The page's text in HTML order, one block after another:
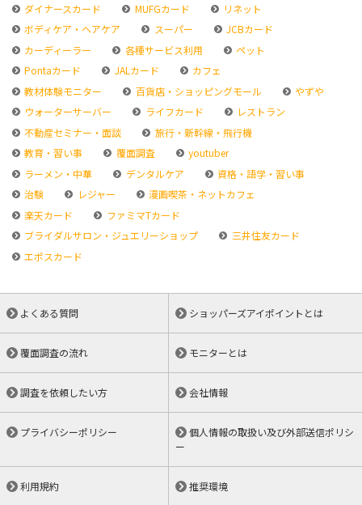
ダイナースカード
MUFGカード
リネット
ボディケア・ヘアケア
スーパー
JCBカード
カーディーラー
各種サービス利用
ペット
Pontaカード
JALカード
カフェ
教材体験モニター
百貨店・ショッピングモール
やずや
ウォーターサーバー
ライフカード
レストラン
不動産セミナー・面談
旅行・新幹線・飛行機
教育・習い事
覆面調査
youtuber
ラーメン・中華
デンタルケア
資格・語学・習い事
治験
レジャー
漫画喫茶・ネットカフェ
楽天カード
ファミマTカード
ブライダルサロン・ジュエリーショップ
三井住友カード
エポスカード
よくある質問 ショッパーズアイポイントとは
覆面調査の流れ モニターとは
調査を依頼したい方 会社情報
プライバシーポリシー
個人情報の取扱い及び外部送信ポリシ
ー
利用規約 推奨環境